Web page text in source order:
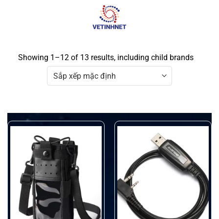
Showing 1–12 of 13 results, including child brands